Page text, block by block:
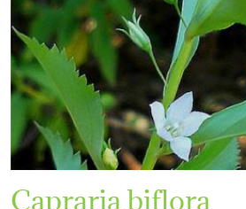
Capraria biflora